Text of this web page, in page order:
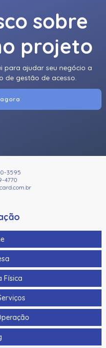
sobre
projeto
para ajudar seu negócio a
de gestão de acesso.
3595
4770
Física